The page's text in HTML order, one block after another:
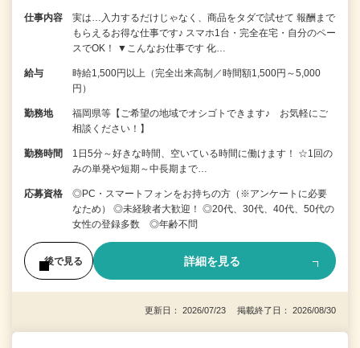
仕事内容
実は…入力するだけじゃなく、商品をタダで試せて 報酬まで
もらえるお得な仕事です♪ スマホ1台・完全在宅・自分のペー
スでOK！ ▼こんなお仕事です 化…
給与
時給1,500円以上（完全出来高制／時間額1,500円～5,000
円）
勤務地
福岡県等【ご希望の地域でオシゴトできます♪ お気軽にご
相談ください！】
勤務時間
1日5分～好きな時間、空いている時間に働けます！ ☆1回の
みの単発や短期～中長期まで…
応募資格
◎PC・スマートフォンをお持ちの方（※アンケートに必要
なため） ◎未経験者大歓迎！ ◎20代、30代、40代、50代の
女性の登録多数 ◎年齢不問
後で見る 詳細を見る
更新日： 2026/07/23 掲載終了日： 2026/08/30